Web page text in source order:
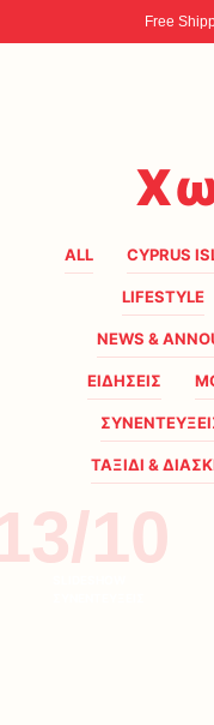
Free
ALL CYPRUS
LIFESTYLE
NEWS &
ΕΙΔΗΣΕΙΣ
ΤΑΞΙΔΙ &
10